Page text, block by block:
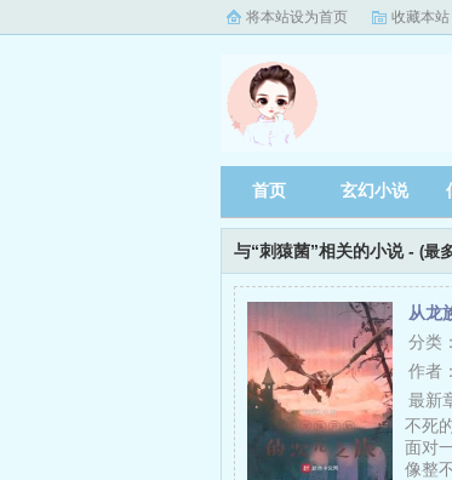
将本站设为首页 收藏本站
首页 玄幻小说
与“刺猿菌”相关的小说 - (最
从龙
分类
作者：
最新
不死
面对
像整